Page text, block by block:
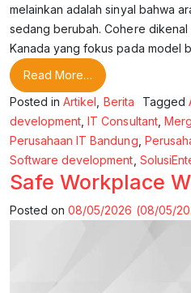
melainkan adalah sinyal bahwa
sedang berubah. Cohere dikenal
Kanada yang fokus pada model
Read More… from Merger AI
Posted inArtikel Berita Tagged
development ,IT Consultant,
Perusahaan IT Bandung
Software development
Safe Workplace
Posted on08/05/2026 (08/05/